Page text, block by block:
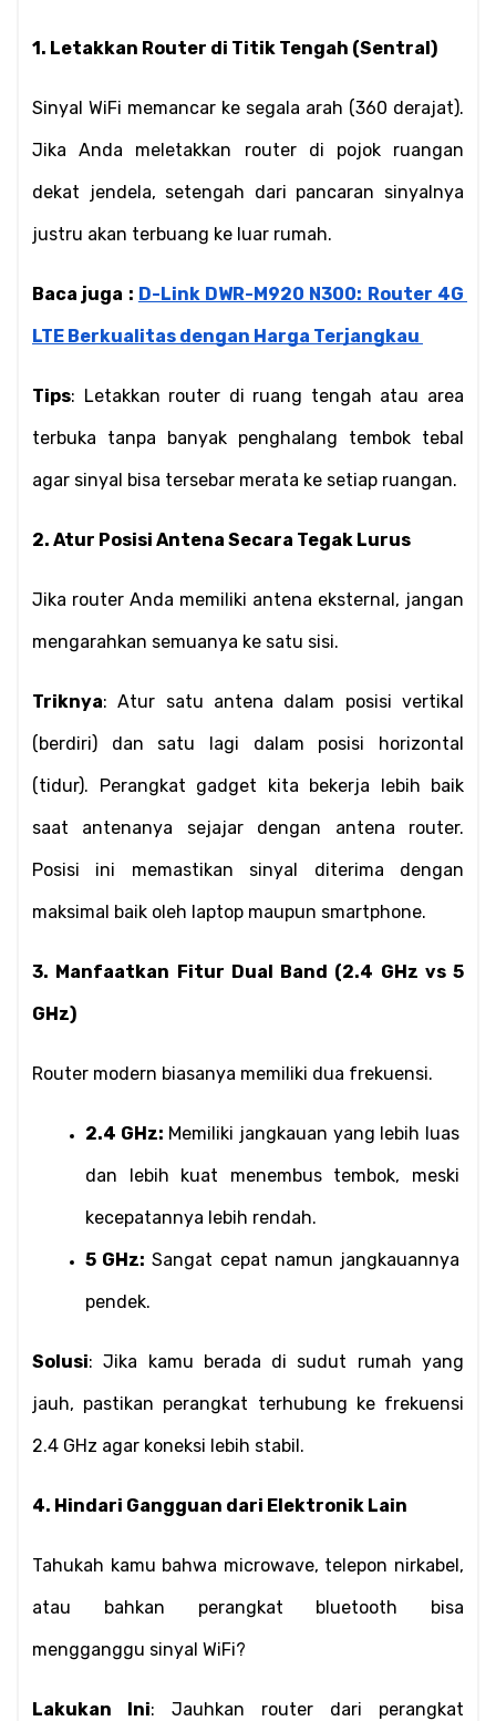
1. Letakkan Router di Titik Tengah (Sentral)
Sinyal WiFi memancar ke segala arah (360 derajat).
Jika Anda meletakkan router di pojok ruangan
dekat jendela, setengah dari pancaran sinyalnya
justru akan terbuang ke luar rumah.
Baca juga : D-Link DWR-M920 N300: Router 4G
LTE Berkualitas dengan Harga Terjangkau
Tips: Letakkan router di ruang tengah atau area
terbuka tanpa banyak penghalang tembok tebal
agar sinyal bisa tersebar merata ke setiap ruangan.
2. Atur Posisi Antena Secara Tegak Lurus
Jika router Anda memiliki antena eksternal, jangan
mengarahkan semuanya ke satu sisi.
Triknya: Atur satu antena dalam posisi vertikal
(berdiri) dan satu lagi dalam posisi horizontal
(tidur). Perangkat gadget kita bekerja lebih baik
saat antenanya sejajar dengan antena router.
Posisi ini memastikan sinyal diterima dengan
maksimal baik oleh laptop maupun smartphone.
3. Manfaatkan Fitur Dual Band (2.4 GHz vs 5
GHz)
Router modern biasanya memiliki dua frekuensi.
2.4 GHz: Memiliki jangkauan yang lebih luas
dan lebih kuat menembus tembok, meski
kecepatannya lebih rendah.
5 GHz: Sangat cepat namun jangkauannya
pendek.
Solusi: Jika kamu berada di sudut rumah yang
jauh, pastikan perangkat terhubung ke frekuensi
2.4 GHz agar koneksi lebih stabil.
4. Hindari Gangguan dari Elektronik Lain
Tahukah kamu bahwa microwave, telepon nirkabel,
atau bahkan perangkat bluetooth bisa
mengganggu sinyal WiFi?
Lakukan Ini: Jauhkan router dari perangkat